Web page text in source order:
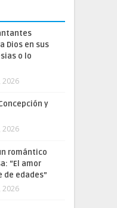
Dios en sus
o lo
2026
y
2026
romántico
“El amor
de edades”
2026